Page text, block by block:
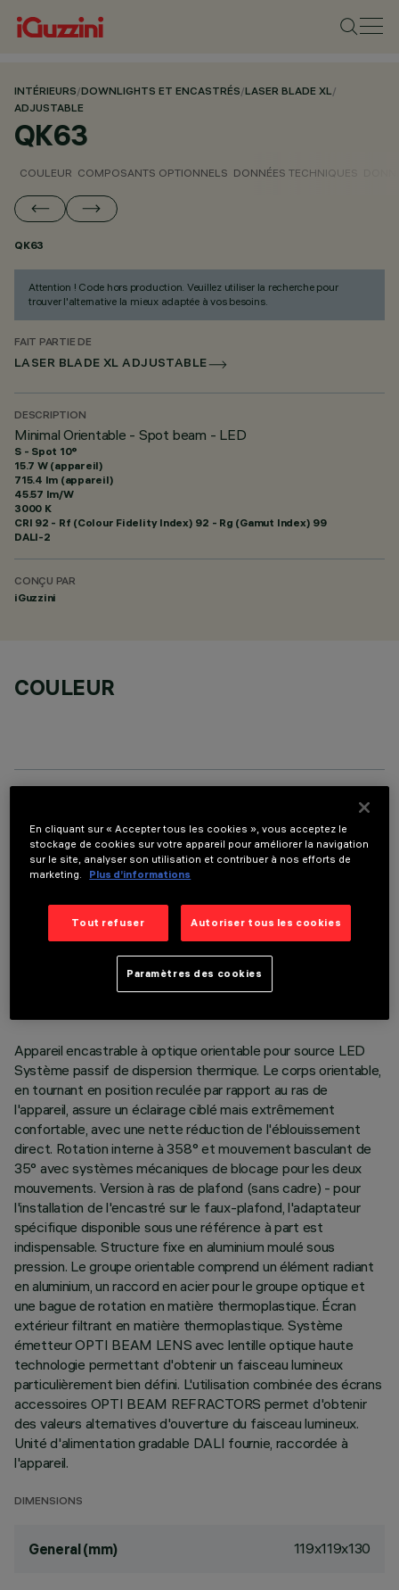
INTÉRIEURS/DOWNLIGHTS ET ENCASTRÉS/LASER BLADE XL/
ADJUSTABLE
QK63
COULEUR COMPOSANTS OPTIONNELS DONNÉES TECHNIQUES
QK63
Attention ! Code hors production. Veuillez utiliser la recherche pour
trouver l'alternative la mieux adaptée à vos besoins.
FAIT PARTIE DE
LASER BLADE XL ADJUSTABLE
DESCRIPTION
Minimal Orientable - Spot beam - LED
S - Spot 10°
15.7 W (appareil)
715.4 lm (appareil)
45.57 lm/W
3000 K
CRI 92 - Rf (Colour Fidelity Index) 92 - Rg (Gamut Index) 99
DALI-2
CONÇU PAR
iGuzzini
COULEUR
DONNÉES TECHNIQUES
DERNIÈRE MISE À JOUR: 06/08/2026
DESCRIPTION
Appareil encastrable à optique orientable pour source LED
Système passif de dispersion thermique. Le corps orientable,
en tournant en position reculée par rapport au ras de
l'appareil, assure un éclairage ciblé mais extrêmement
confortable, avec une nette réduction de l'éblouissement
direct. Rotation interne à 358° et mouvement basculant de
35° avec systèmes mécaniques de blocage pour les deux
mouvements. Version à ras de plafond (sans cadre) - pour
l'installation de l'encastré sur le faux-plafond, l'adaptateur
spécifique disponible sous une référence à part est
indispensable. Structure fixe en aluminium moulé sous
pression. Le groupe orientable comprend un élément radiant
en aluminium, un raccord en acier pour le groupe optique et
une bague de rotation en matière thermoplastique. Écran
extérieur filtrant en matière thermoplastique. Système
émetteur OPTI BEAM LENS avec lentille optique haute
technologie permettant d'obtenir un faisceau lumineux
particulièrement bien défini. L'utilisation combinée des écrans
accessoires OPTI BEAM REFRACTORS permet d'obtenir
des valeurs alternatives d'ouverture du faisceau lumineux.
Unité d'alimentation gradable DALI fournie, raccordée à
l'appareil.
DIMENSIONS
General (mm) 119x119x130
En cliquant sur « Accepter tous les cookies », vous acceptez le
stockage de cookies sur votre appareil pour améliorer la navigation
sur le site, analyser son utilisation et contribuer à nos efforts de
marketing.
Plus d’informations
Tout refuser Autoriser tous les cookies
Paramètres des cookies